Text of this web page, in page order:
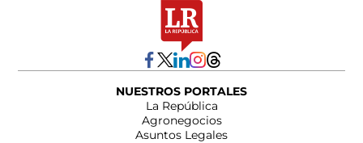
NUESTROS PORTALES
La República
Agronegocios
Asuntos Legales